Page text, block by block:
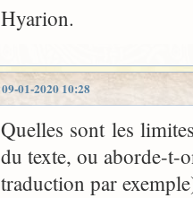
Hyarion.
09-01-2020 10:28
Quelles sont les
du texte, ou aborde-t-
traduction par